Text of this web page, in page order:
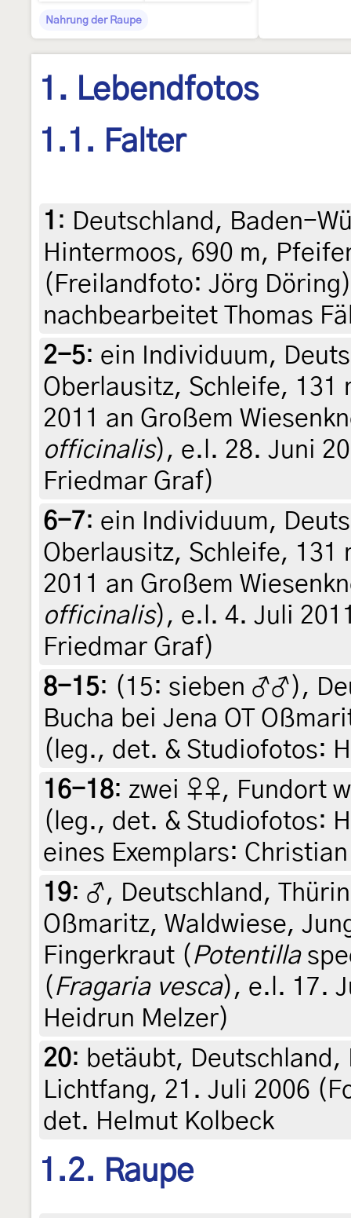
Nahrung der Raupe
1. Lebendfotos
1.1. Falter
1 : Deutschland, Baden-
Hintermoos, 690 m,
(Freilandfoto: Jörg
nachbearbeitet Thomas
2-5: ein Individuum,
Oberlausitz, Schleife, 131
2011 an Großem
officinalis), e.l. 28. Juni
Friedmar Graf)
6-7: ein Individuum,
Oberlausitz, Schleife, 131
2011 an Großem
officinalis), e.l. 4. Juli
Friedmar Graf)
8-15: (15: sieben ♂♂),
Bucha bei Jena OT
(leg., det. & Studiofotos:
16-18: zwei ♀♀, Fundort
(leg., det. & Studiofotos:
eines Exemplars:
19: ♂, Deutschland,
Oßmaritz, Waldwiese,
Fingerkraut ( Potentilla
( Fragaria vesca), e.l. 17.
Heidrun Melzer)
20: betäubt,
Lichtfang, 21. Juli 2006
det. Helmut Kolbeck
1.2. Raupe